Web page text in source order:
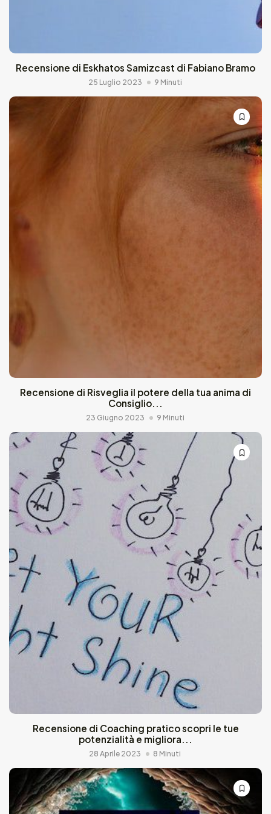
Recensione di Eskhatos Samizcast di Fabiano Bramo
25 Luglio 2023 9 Minuti
Recensione di Risveglia il potere della tua anima di
Consiglio...
23 Giugno 2023 9 Minuti
Recensione di Coaching pratico scopri le tue
potenzialità e migliora...
28 Aprile 2023 8 Minuti